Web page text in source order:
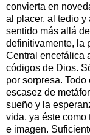
convierta en
al placer, al tedio y
sentido más allá
definitivamente, la
Central encefálica
códigos de Dios.
por sorpresa.
escasez de
sueño y la
vida, ya éste como
e imagen.